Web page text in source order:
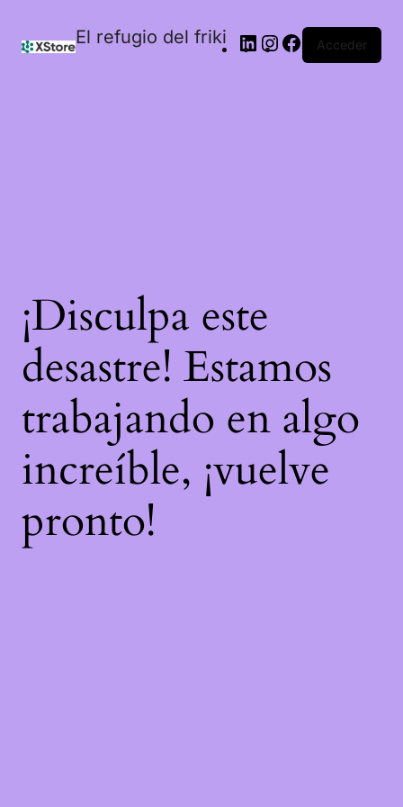
El refugio del friki Acceder
¡Disculpa este
desastre! Estamos
trabajando en algo
increíble, ¡vuelve
pronto!